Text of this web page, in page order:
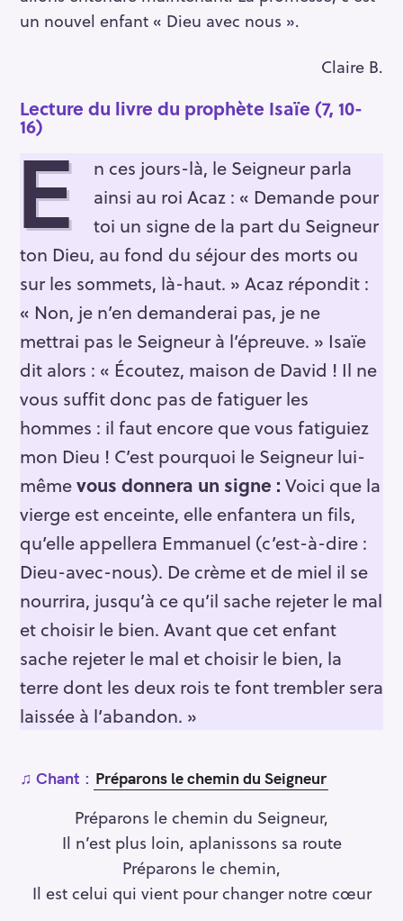
un nouvel enfant « Dieu avec nous ».
Claire B.
Lecture du livre du prophète Isaïe (7, 10-
16)
E
n ces jours-là, le Seigneur parla
ainsi au roi Acaz : « Demande pour
toi un signe de la part du Seigneur
ton Dieu, au fond du séjour des morts ou
sur les sommets, là-haut. » Acaz répondit :
« Non, je n’en demanderai pas, je ne
mettrai pas le Seigneur à l’épreuve. » Isaïe
dit alors : « Écoutez, maison de David ! Il ne
vous suffit donc pas de fatiguer les
hommes : il faut encore que vous fatiguiez
mon Dieu ! C’est pourquoi le Seigneur lui-
mêmevous donnera un signe : Voici que la
vierge est enceinte, elle enfantera un fils,
qu’elle appellera Emmanuel (c’est-à-dire :
Dieu-avec-nous). De crème et de miel il se
nourrira, jusqu’à ce qu’il sache rejeter le mal
et choisir le bien. Avant que cet enfant
sache rejeter le mal et choisir le bien, la
terre dont les deux rois te font trembler sera
laissée à l’abandon. »
♫ Chant : Préparons le chemin du Seigneur
Préparons le chemin du Seigneur,
Il n’est plus loin, aplanissons sa route
Préparons le chemin,
Il est celui qui vient pour changer notre cœur